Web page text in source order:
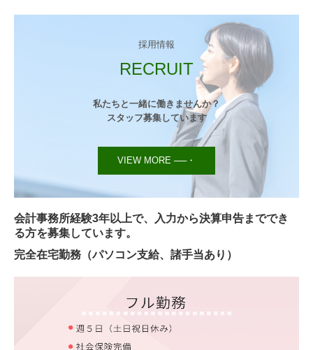
採用情報
RECRUIT
私たちと一緒に働きませんか？
スタッフ募集しています
VIEW MORE ──・
会計事務所経験3年以上で、入力から決算申告まででき
る方を募集しています。
完全在宅勤務（パソコン支給、諸手当あり）